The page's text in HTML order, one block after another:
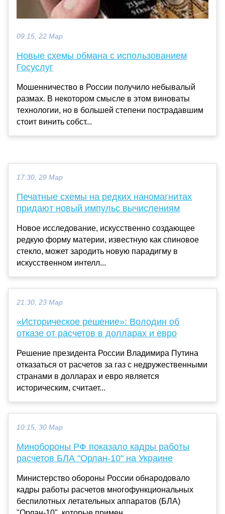
09:15, 22 Мар
Новые схемы обмана с использованием
Госуслуг
Мошенничество в России получило небывалый
размах. В некотором смысле в этом виноваты
технологии, но в большей степени пострадавшим
стоит винить собст...
17:30, 29 Мар
Печатные схемы на редких наномагнитах
придают новый импульс вычислениям
Новое исследование, искусственно создающее
редкую форму материи, известную как спиновое
стекло, может зародить новую парадигму в
искусственном интелл...
21:30, 23 Мар
«Историческое решение»: Володин об
отказе от расчетов в долларах и евро
Решение президента России Владимира Путина
отказаться от расчетов за газ с недружественными
странами в долларах и евро является
историческим, считает...
10:15, 30 Мар
Минобороны РФ показало кадры работы
расчетов БЛА "Орлан-10" на Украине
Министерство обороны России обнародовало
кадры работы расчетов многофункциональных
беспилотных летательных аппаратов (БЛА)